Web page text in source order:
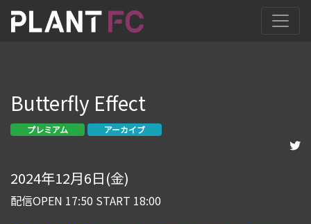
Butterfly Effect
プレミアム アーカイブ
2024年12月6日(金)
配信OPEN 17:50 START 18:00